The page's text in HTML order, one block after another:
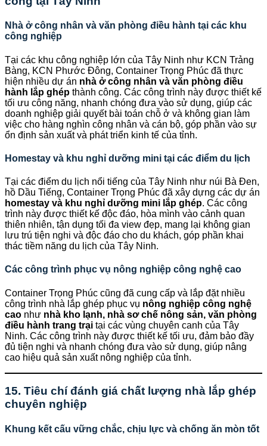
Nhà ở công nhân và văn phòng điều hành tại các khu
công nghiệp
Tại các khu công nghiệp lớn của Tây Ninh như KCN Trảng
Bàng, KCN Phước Đông, Container Trọng Phúc đã thực
hiện nhiều dự án nhà ở công nhân và văn phòng điều
hành lắp ghép thành công. Các công trình này được thiết kế
tối ưu công năng, nhanh chóng đưa vào sử dụng, giúp các
doanh nghiệp giải quyết bài toán chỗ ở và không gian làm
việc cho hàng nghìn công nhân và cán bộ, góp phần vào sự
ổn định sản xuất và phát triển kinh tế của tỉnh.
Homestay và khu nghỉ dưỡng mini tại các điểm du lịch
Tại các điểm du lịch nổi tiếng của Tây Ninh như núi Bà Đen,
hồ Dầu Tiếng, Container Trọng Phúc đã xây dựng các dự án
homestay và khu nghỉ dưỡng mini lắp ghép. Các công
trình này được thiết kế độc đáo, hòa mình vào cảnh quan
thiên nhiên, tận dụng tối đa view đẹp, mang lại không gian
lưu trú tiện nghi và độc đáo cho du khách, góp phần khai
thác tiềm năng du lịch của Tây Ninh.
Các công trình phục vụ nông nghiệp công nghệ cao
Container Trọng Phúc cũng đã cung cấp và lắp đặt nhiều
công trình nhà lắp ghép phục vụ nông nghiệp công nghệ
cao như nhà kho lạnh, nhà sơ chế nông sản, văn phòng
điều hành trang trại tại các vùng chuyên canh của Tây
Ninh. Các công trình này được thiết kế tối ưu, đảm bảo đầy
đủ tiện nghi và nhanh chóng đưa vào sử dụng, giúp nâng
cao hiệu quả sản xuất nông nghiệp của tỉnh.
15. Tiêu chí đánh giá chất lượng nhà lắp ghép
chuyên nghiệp
Khung kết cấu vững chắc, chịu lực và chống ăn mòn tốt